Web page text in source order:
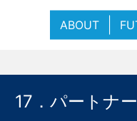
ABOUT
17．パートナ